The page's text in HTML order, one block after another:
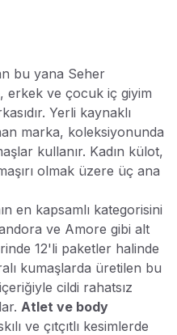
bu yana Seher
erkek ve çocuk iç giyim
Yerli kaynaklı
marka, koleksiyonunda
kullanır. Kadın külot,
olmak üzere üç ana
en kapsamlı kategorisini
ve Amore gibi alt
12'li paketler halinde
kumaşlarda üretilen bu
cildi rahatsız
Atlet ve body
ve çıtçıtlı kesimlerde